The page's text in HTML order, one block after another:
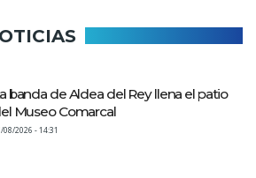
banda de Aldea del Rey llena el patio
Museo Comarcal
08/2026 - 14:31